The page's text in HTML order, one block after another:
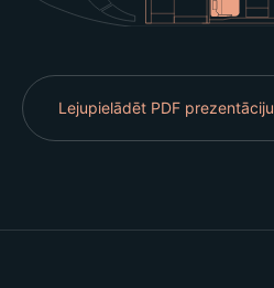
Lejupielādēt PDF prezentāciju